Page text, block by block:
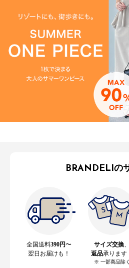
BRANDELIの
全国送料390円〜
翌日お届けも！
サイズ交換
返品承ります
※ 一部商品除く